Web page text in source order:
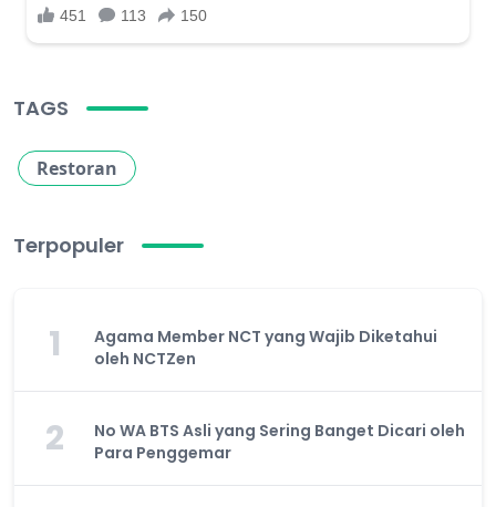
TAGS
Restoran
Terpopuler
1
Agama Member NCT yang Wajib Diketahui
oleh NCTZen
2
No WA BTS Asli yang Sering Banget Dicari oleh
Para Penggemar